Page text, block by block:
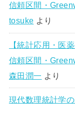
信頼区間・
tosuke より
【統計応用・医
信頼区間・
森田潤一 より
現代数理統計学